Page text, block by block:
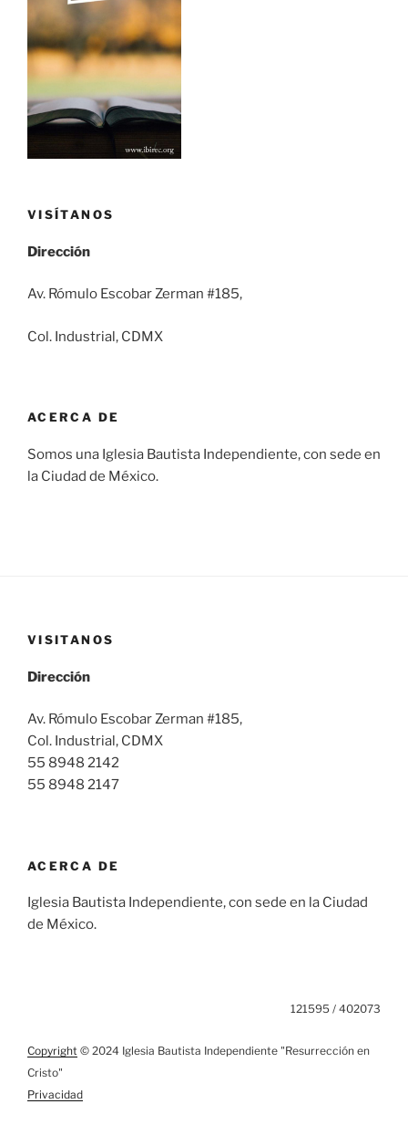
VISÍTANOS
Dirección
Av. Rómulo Escobar Zerman #185,
Col. Industrial, CDMX
ACERCA DE
Somos una Iglesia Bautista Independiente, con sede en
la Ciudad de México.
VISITANOS
Dirección
Av. Rómulo Escobar Zerman #185,
Col. Industrial, CDMX
55 8948 2142
55 8948 2147
ACERCA DE
Iglesia Bautista Independiente, con sede en la Ciudad
de México.
121595 / 402073
Copyright © 2024 Iglesia Bautista Independiente "Resurrección en
Cristo"
Privacidad